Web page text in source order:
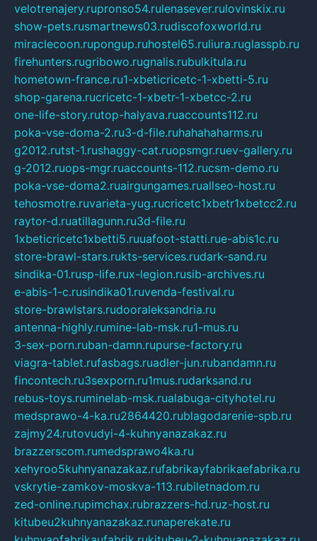
velotrenajery.rupronso54.rulenasever.rulovinskix.ru
show-pets.rusmartnews03.rudiscofoxworld.ru
miraclecoon.rupongup.ruhostel65.ruliura.ruglasspb.ru
firehunters.rugribowo.rugnalis.rubulkitula.ru
hometown-france.ru1-xbeticricetc-1-xbetti-5.ru
shop-garena.rucricetc-1-xbetr-1-xbetcc-2.ru
one-life-story.rutop-halyava.ruaccounts112.ru
poka-vse-doma-2.ru3-d-file.ruhahahaharms.ru
g2012.rutst-1.rushaggy-cat.ruopsmgr.ruev-gallery.ru
g-2012.ruops-mgr.ruaccounts-112.rucsm-demo.ru
poka-vse-doma2.ruairgungames.ruallseo-host.ru
tehosmotre.ruvarieta-yug.rucricetc1xbetr1xbetcc2.ru
raytor-d.ruatillagunn.ru3d-file.ru
1xbeticricetc1xbetti5.ruuafoot-statti.rue-abis1c.ru
store-brawl-stars.rukts-services.rudark-sand.ru
sindika-01.rusp-life.rux-legion.rusib-archives.ru
e-abis-1-c.rusindika01.ruvenda-festival.ru
store-brawlstars.rudooraleksandria.ru
antenna-highly.rumine-lab-msk.ru1-mus.ru
3-sex-porn.ruban-damn.rupurse-factory.ru
viagra-tablet.rufasbags.ruadler-jun.rubandamn.ru
fincontech.ru3sexporn.ru1mus.rudarksand.ru
rebus-toys.ruminelab-msk.rualabuga-cityhotel.ru
medsprawo-4-ka.ru2864420.rublagodarenie-spb.ru
zajmy24.rutovudyi-4-kuhnyanazakaz.ru
brazzerscom.rumedsprawo4ka.ru
xehyroo5kuhnyanazakaz.rufabrikayfabrikaefabrika.ru
vskrytie-zamkov-moskva-113.rubiletnadom.ru
zed-online.rupimchax.rubrazzers-hd.ruz-host.ru
kitubeu2kuhnyanazakaz.runaperekate.ru